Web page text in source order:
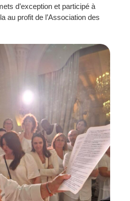
d’exception et participé à
au profit de l’Association des